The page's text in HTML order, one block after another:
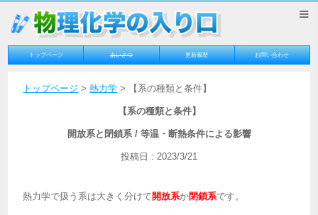
トップページ あいさつ 更新履歴 お問い合わせ
≡
トップページ >熱力学 > 【系の種類と条件】
【系の種類と条件】
開放系と閉鎖系 / 等温・断熱条件による影響
投稿日 : 2023/3/21
熱力学で扱う系は大きく分けて開放系か閉鎖系です。